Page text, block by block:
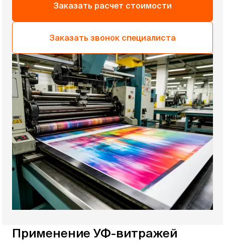
Заказать расчет стоимости
Заказать звонок специалиста
Применение УФ-витражей